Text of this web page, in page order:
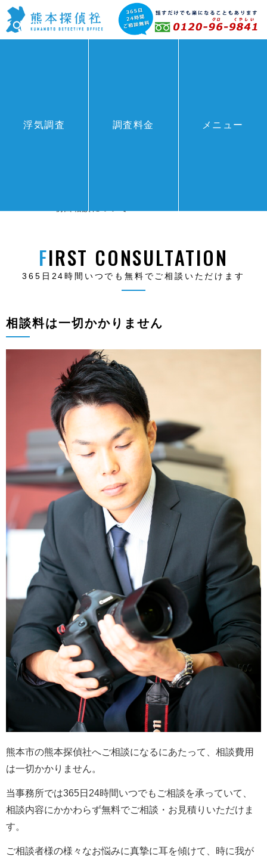
浮気調査 調査料金 メニュー
初回相談について
FIRST CONSULTATION
365日24時間いつでも無料でご相談いただけます
相談料は一切かかりません
熊本市の熊本探偵社へご相談になるにあたって、相談費用
は一切かかりません。
当事務所では365日24時間いつでもご相談を承っていて、
相談内容にかかわらず無料でご相談・お見積りいただけま
す。
ご相談者様の様々なお悩みに真摯に耳を傾けて、時に我が